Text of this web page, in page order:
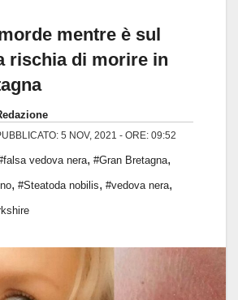
mentre è sul
rischia di morire in
5 NOV, 2021 - ORE: 09:52
vedova nera, #Gran Bretagna,
, #Steatoda nobilis, #vedova nera,